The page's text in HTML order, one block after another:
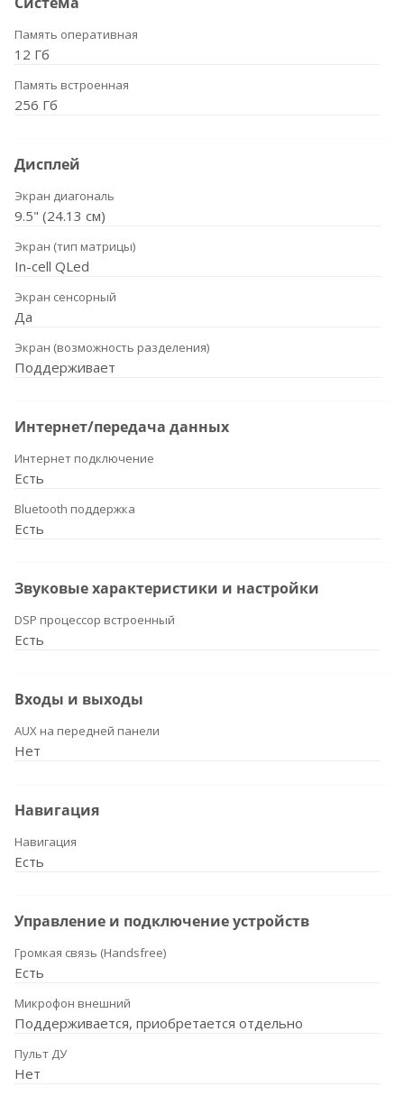
Память оперативная
12 Гб
Память встроенная
256 Гб
Дисплей
Экран диагональ
9.5" (24.13 см)
Экран (тип матрицы)
In-cell QLed
Экран сенсорный
Да
Экран (возможность разделения)
Поддерживает
Интернет/передача данных
Интернет подключение
Есть
Bluetooth поддержка
Есть
Звуковые характеристики и настройки
DSP процессор встроенный
Есть
Входы и выходы
AUX на передней панели
Нет
Навигация
Навигация
Есть
Управление и подключение устройств
Громкая связь (Handsfree)
Есть
Микрофон внешний
Поддерживается, приобретается отдельно
Пульт ДУ
Нет